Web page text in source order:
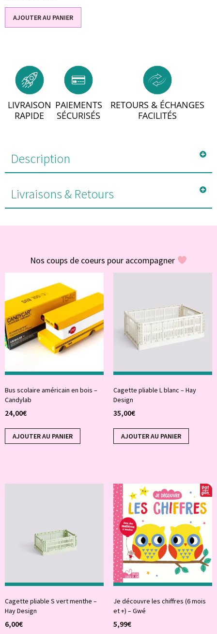
AJOUTER AU PANIER
LIVRAISON
RAPIDE
PAIEMENTS
SÉCURISÉS
RETOURS & ÉCHANGES
FACILITÉS
Description
Livraisons & Retours
Nos coups de coeurs pour accompagner
Bus scolaire américain en bois –
Candylab
24,00€
AJOUTER AU PANIER
Cagette pliable L blanc – Hay
Design
35,00€
AJOUTER AU PANIER
Cagette pliable S vert menthe –
Hay Design
6,00€
Je découvre les chiffres (6 mois
et +) – Gwé
5,99€